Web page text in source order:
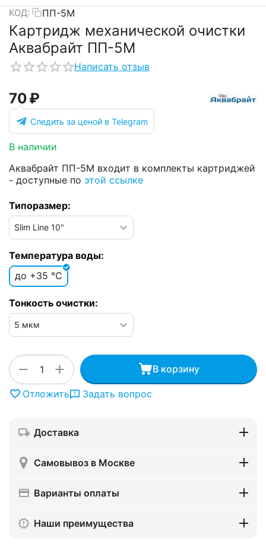
КОД: ПП-5М
Картридж механической очистки
Аквабрайт ПП-5М
Написать отзыв
‍70‍₽
Следить за ценой в Telegram
В наличии
Аквабрайт ПП-5М входит в комплекты картриджей
- доступные по этой ссылке
Типоразмер:
Температура воды:
до +35 °C
Тонкость очистки:
+
− В корзину
Отложить Задать вопрос
Доставка
Самовывоз в Москве
Варианты оплаты
Наши преимущества